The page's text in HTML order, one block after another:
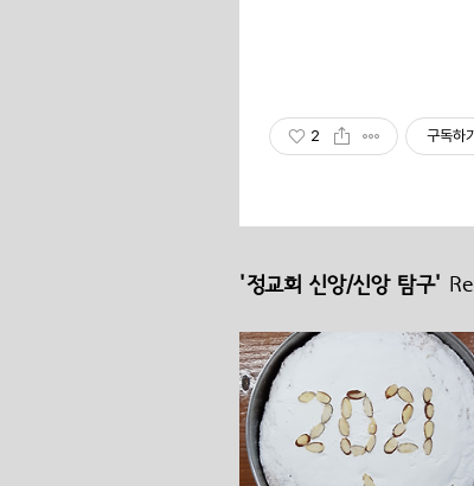
2 구독하기
'정교회 신앙/신앙 탐구'